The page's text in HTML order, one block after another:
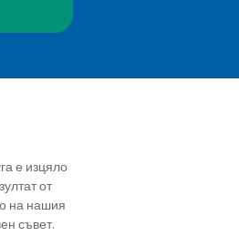
е изцяло
от
на нашия
съвет.